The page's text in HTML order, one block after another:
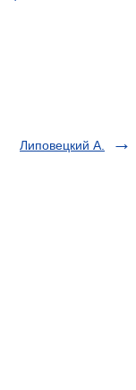
Липовецкий А.